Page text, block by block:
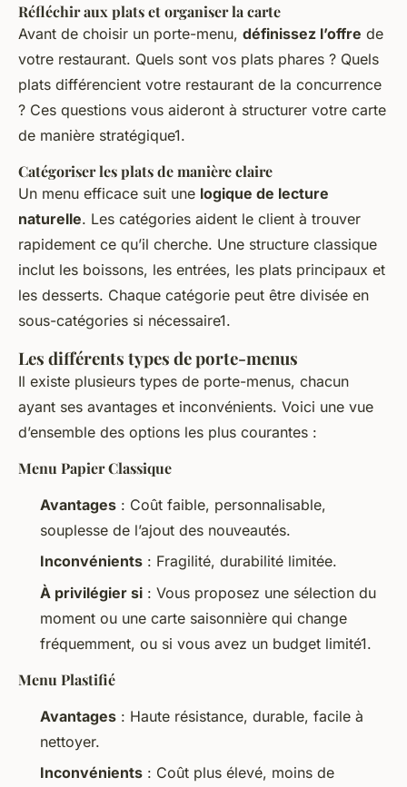
Réfléchir aux plats et organiser la carte
Avant de choisir un porte-menu, définissez l’offre de
votre restaurant. Quels sont vos plats phares ? Quels
plats différencient votre restaurant de la concurrence
? Ces questions vous aideront à structurer votre carte
de manière stratégique1.
Catégoriser les plats de manière claire
Un menu efficace suit une logique de lecture
naturelle. Les catégories aident le client à trouver
rapidement ce qu’il cherche. Une structure classique
inclut les boissons, les entrées, les plats principaux et
les desserts. Chaque catégorie peut être divisée en
sous-catégories si nécessaire1.
Les différents types de porte-menus
Il existe plusieurs types de porte-menus, chacun
ayant ses avantages et inconvénients. Voici une vue
d’ensemble des options les plus courantes :
Menu Papier Classique
Avantages : Coût faible, personnalisable,
souplesse de l’ajout des nouveautés.
Inconvénients : Fragilité, durabilité limitée.
À privilégier si : Vous proposez une sélection du
moment ou une carte saisonnière qui change
fréquemment, ou si vous avez un budget limité1.
Menu Plastifié
Avantages : Haute résistance, durable, facile à
nettoyer.
Inconvénients : Coût plus élevé, moins de